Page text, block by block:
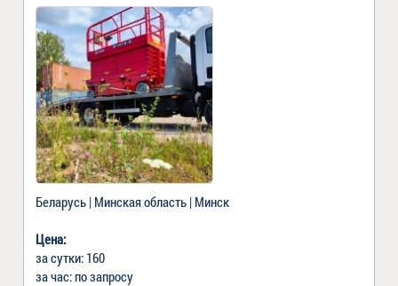
Беларусь | Минская область | Минск
Цена:
за сутки: 160
за час: по запросу